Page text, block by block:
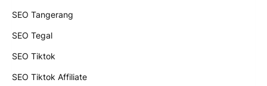
SEO Tangerang
SEO Tegal
SEO Tiktok
SEO Tiktok Affiliate